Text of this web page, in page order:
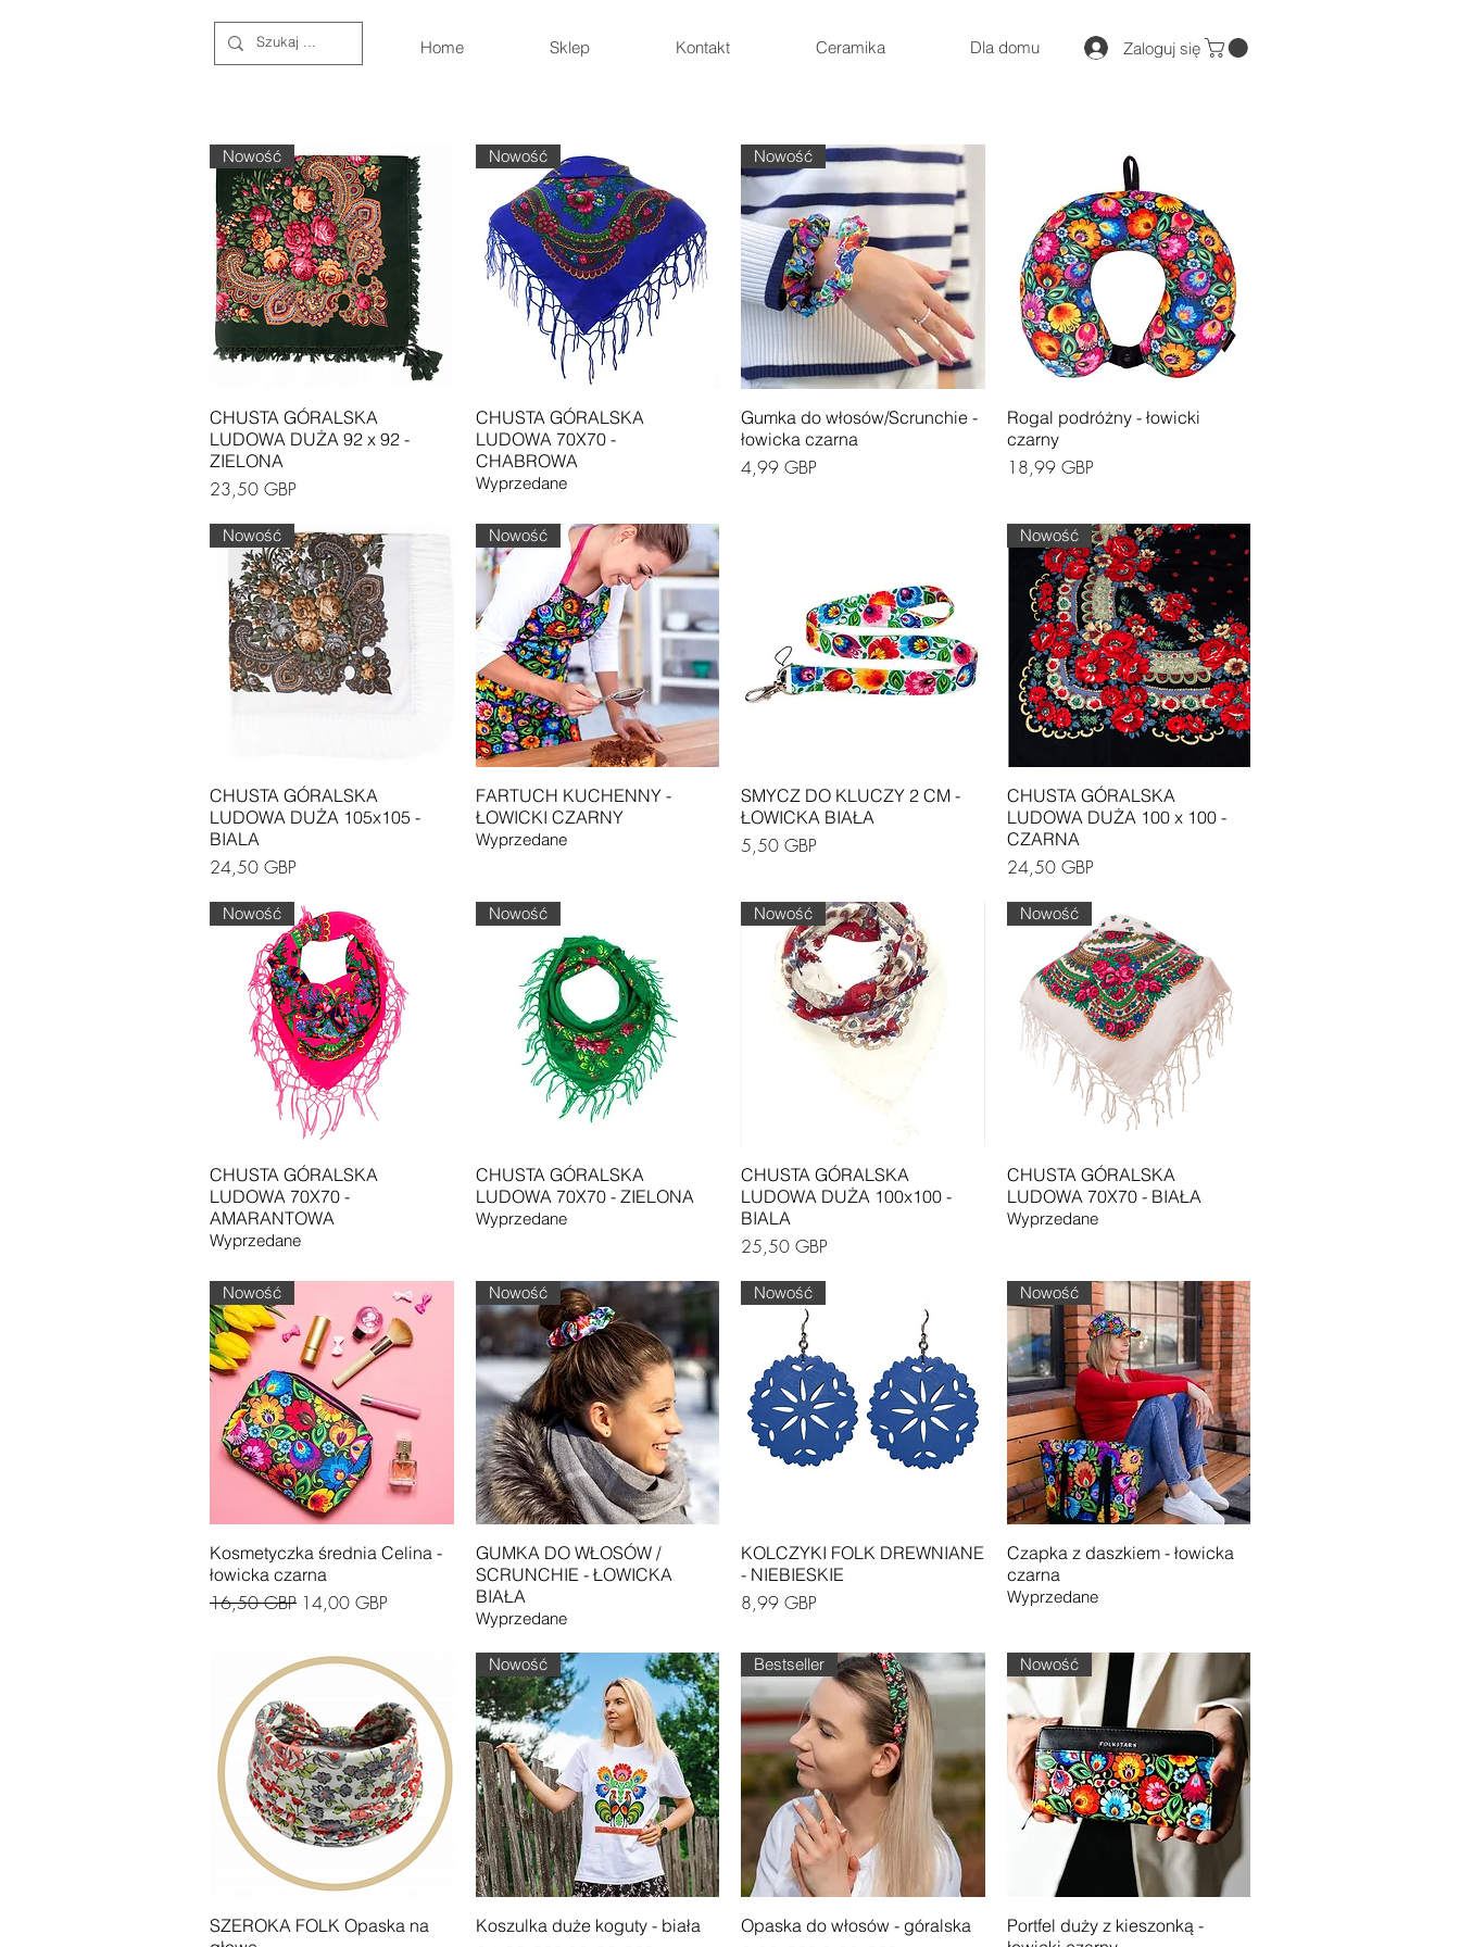
Home Sklep Kontakt Ceramika Dla domu Zaloguj się
Podgląd
Nowość
CHUSTA GÓRALSKA
LUDOWA DUŻA 92 x 92 -
ZIELONA
Cena
23,50 GBP
Podgląd
Nowość
CHUSTA GÓRALSKA
LUDOWA 70X70 -
CHABROWA
Wyprzedane
Podgląd
Nowość
Gumka do włosów/Scrunchie -
łowicka czarna
Cena
4,99 GBP
Podgląd
Rogal podróżny - łowicki
czarny
Cena
18,99 GBP
Podgląd
Nowość
CHUSTA GÓRALSKA
LUDOWA DUŻA 105x105 -
BIALA
Cena
24,50 GBP
Podgląd
Nowość
FARTUCH KUCHENNY -
ŁOWICKI CZARNY
Wyprzedane
Podgląd
SMYCZ DO KLUCZY 2 CM -
ŁOWICKA BIAŁA
Cena
5,50 GBP
Podgląd
Nowość
CHUSTA GÓRALSKA
LUDOWA DUŻA 100 x 100 -
CZARNA
Cena
24,50 GBP
Podgląd
Nowość
CHUSTA GÓRALSKA
LUDOWA 70X70 -
AMARANTOWA
Wyprzedane
Podgląd
Nowość
CHUSTA GÓRALSKA
LUDOWA 70X70 - ZIELONA
Wyprzedane
Podgląd
Nowość
CHUSTA GÓRALSKA
LUDOWA DUŻA 100x100 -
BIALA
Cena
25,50 GBP
Podgląd
Nowość
CHUSTA GÓRALSKA
LUDOWA 70X70 - BIAŁA
Wyprzedane
Podgląd
Nowość
Kosmetyczka średnia Celina -
łowicka czarna
Regularna cena
16,50 GBP Cena rabatowa
14,00 GBP
Podgląd
Nowość
GUMKA DO WŁOSÓW /
SCRUNCHIE - ŁOWICKA
BIAŁA
Wyprzedane
Podgląd
Nowość
KOLCZYKI FOLK DREWNIANE
- NIEBIESKIE
Cena
8,99 GBP
Podgląd
Nowość
Czapka z daszkiem - łowicka
czarna
Wyprzedane
Podgląd
SZEROKA FOLK Opaska na
Podgląd
Nowość
Koszulka duże koguty - biała Podgląd
Bestseller
Opaska do włosów - góralska Podgląd
Nowość
Portfel duży z kieszonką -